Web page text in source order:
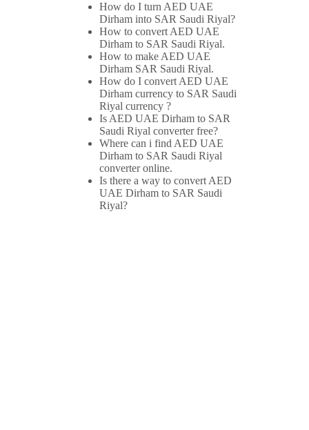
How do I turn AED UAE
Dirham into SAR Saudi Riyal?
How to convert AED UAE
Dirham to SAR Saudi Riyal.
How to make AED UAE
Dirham SAR Saudi Riyal.
How do I convert AED UAE
Dirham currency to SAR Saudi
Riyal currency ?
Is AED UAE Dirham to SAR
Saudi Riyal converter free?
Where can i find AED UAE
Dirham to SAR Saudi Riyal
converter online.
Is there a way to convert AED
UAE Dirham to SAR Saudi
Riyal?